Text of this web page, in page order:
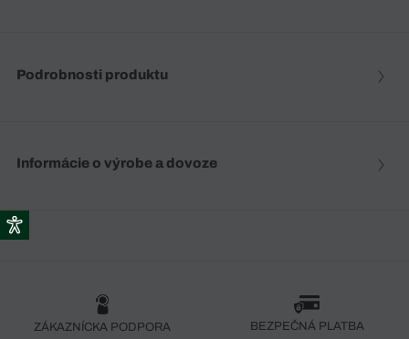
Podrobnosti produktu
Informácie o výrobe a dovoze
ZÁKAZNÍCKA PODPORA BEZPEČNÁ PLATBA